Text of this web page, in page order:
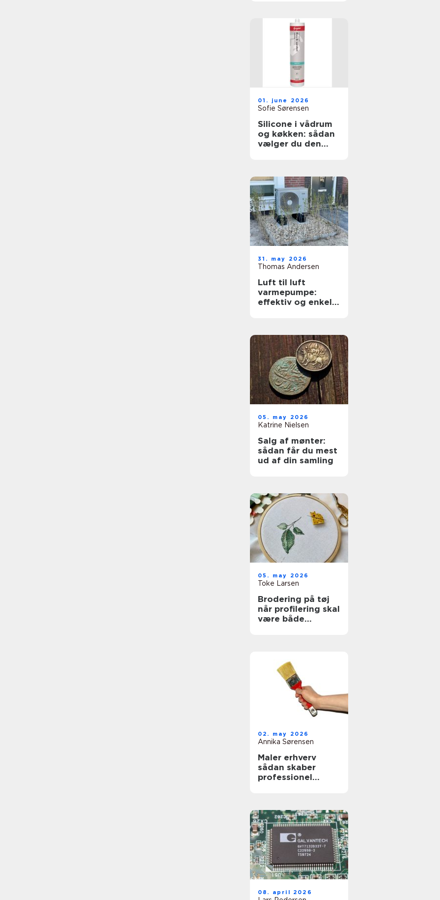
01. june 2026
Sofie Sørensen
Silicone i vådrum
og køkken: sådan
vælger du den
31. may 2026
Thomas Andersen
Luft til luft
varmepumpe:
effektiv og enkel
05. may 2026
Katrine Nielsen
Salg af mønter:
sådan får du mest
ud af din samling
05. may 2026
Toke Larsen
Brodering på tøj
når profilering skal
være både
02. may 2026
Annika Sørensen
Maler erhverv
sådan skaber
professionel
08. april 2026